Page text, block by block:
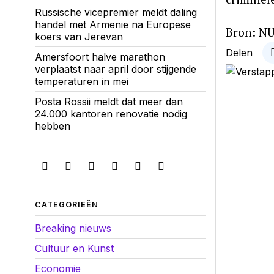
Bron:
Delen
Russische vicepremier meldt daling
handel met Armenië na Europese
koers van Jerevan
Amersfoort halve marathon
verplaatst naar april door stijgende
temperaturen in mei
Posta Rossii meldt dat meer dan
24.000 kantoren renovatie nodig
hebben
CATEGORIEËN
Breaking nieuws
Cultuur en Kunst
Economie